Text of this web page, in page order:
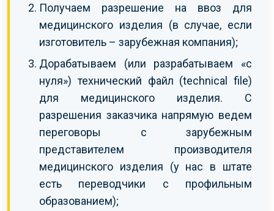
Получаем разрешение на ввоз для
медицинского изделия (в случае, если
изготовитель – зарубежная компания);
Дорабатываем (или разрабатываем «с
нуля») технический файл (technical file)
для медицинского изделия. С
разрешения заказчика напрямую ведем
переговоры с зарубежным
представителем производителя
медицинского изделия (у нас в штате
есть переводчики с профильным
образованием);